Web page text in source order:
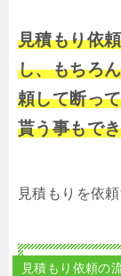
見積もり依
し、もちろ
頼して断っ
貰う事もで
見積もりを依
見積もり依頼の